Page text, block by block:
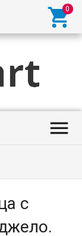


с